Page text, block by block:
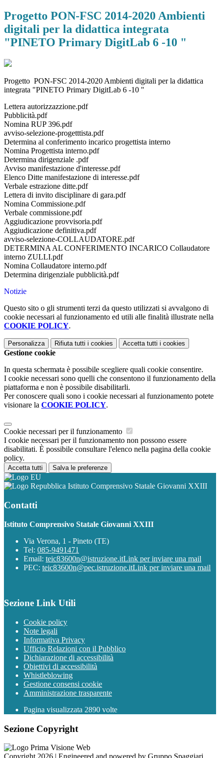
Progetto PON-FSC 2014-2020 Ambienti
digitali per la didattica integrata
"PINETO Primary DigitLab 6 -10 "
Progetto PON-FSC 2014-2020 Ambienti digitali per la didattica
integrata "PINETO Primary DigitLab 6 -10 "
Lettera autorizzazzione.pdf
Pubblicità.pdf
Nomina RUP 396.pdf
avviso-selezione-progetttista.pdf
Determina al conferimento incarico progettista interno
Nomina Progettista interno.pdf
Determina dirigenziale .pdf
Avviso manifestazione d'interesse.pdf
Elenco Ditte manifestazione di interesse.pdf
Verbale estrazione ditte.pdf
Lettera di invito disciplinare di gara.pdf
Nomina Commissione.pdf
Verbale commissione.pdf
Aggiudicazione provvisoria.pdf
Aggiudicazione definitiva.pdf
avviso-selezione-COLLAUDATORE.pdf
DETERMINA AL CONFERIMENTO INCARICO Collaudatore
interno ZULLI.pdf
Nomina Collaudatore interno.pdf
Determina dirigenziale pubblicità.pdf
Notizie
Questo sito o gli strumenti terzi da questo utilizzati si avvalgono di
cookie necessari al funzionamento ed utili alle finalità illustrate nella
COOKIE POLICY.
Personalizza Rifiuta tutti i cookies Accetta tutti i cookies
Gestione cookie
In questa schermata è possibile scegliere quali cookie consentire.
I cookie necessari sono quelli che consentono il funzionamento della
piattaforma e non è possibile disabilitarli.
Per conoscere quali sono i cookie necessari al funzionamento potete
visionare la COOKIE POLICY.
Cookie necessari per il funzionamento
I cookie necessari per il funzionamento non possono essere
disabilitati. È possibile consultare l'elenco nella pagina della cookie
policy.
Accetta tutti Salva le preferenze
Istituto Comprensivo Statale Giovanni XXIII
Contatti
Istituto Comprensivo Statale Giovanni XXIII
Via Verona, 1 - Pineto (TE)
Tel: 085-9491471
Email: teic83600n@istruzione.itLink per inviare una mail
PEC: teic83600n@pec.istruzione.itLink per inviare una mail
Sezione Link Utili
Cookie policy
Note legali
Informativa Privacy
Ufficio Relazioni con il Pubblico
Dichiarazione di accessibilità
Obiettivi di accessibilità
Whistleblowing
Gestione consensi cookie
Amministrazione trasparente
Pagina visualizzata 2890 volte
Sezione Copyright